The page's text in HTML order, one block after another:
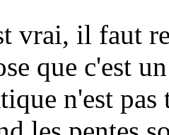
vrai, il faut
que c'est
n'est